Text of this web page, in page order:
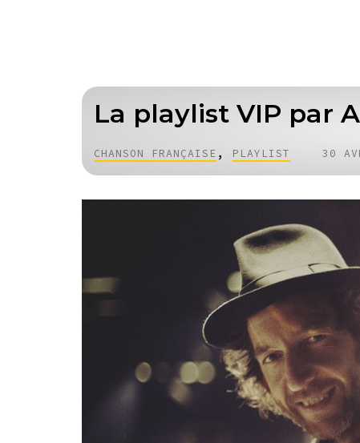
La playlist VIP par
CHANSON FRANÇAISE , PLAYLIST 30